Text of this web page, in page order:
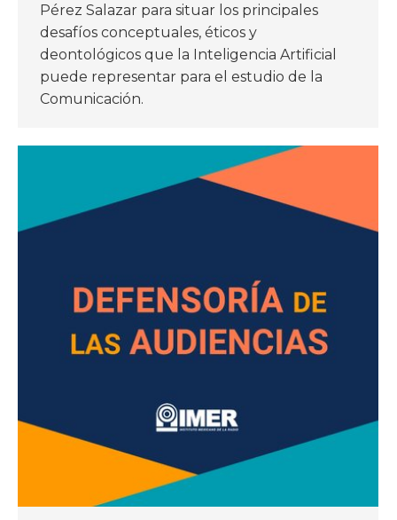
Pérez Salazar para situar los principales
desafíos conceptuales, éticos y
deontológicos que la Inteligencia Artificial
puede representar para el estudio de la
Comunicación.